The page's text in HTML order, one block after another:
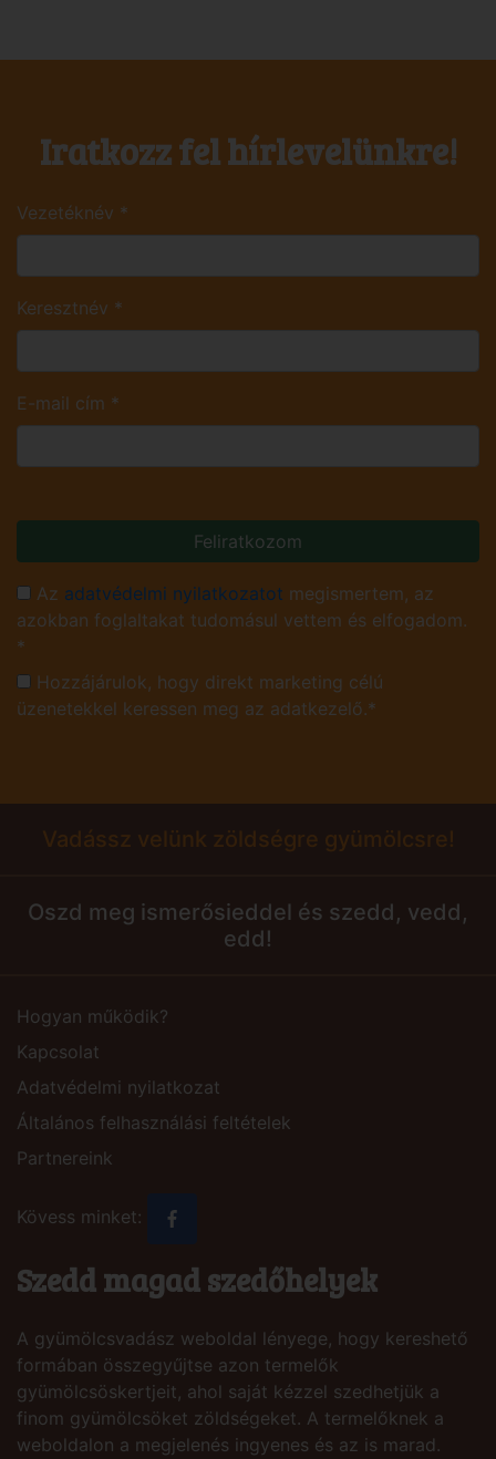
Iratkozz fel hírlevelünkre!
Vezetéknév *
Keresztnév *
E-mail cím *
Feliratkozom
Az adatvédelmi nyilatkozatot megismertem, az
azokban foglaltakat tudomásul vettem és elfogadom.
*
Hozzájárulok, hogy direkt marketing célú
üzenetekkel keressen meg az adatkezelő.*
Vadássz velünk zöldségre gyümölcsre!
Oszd meg ismerősieddel és szedd, vedd,
edd!
Hogyan működik?
Kapcsolat
Adatvédelmi nyilatkozat
Általános felhasználási feltételek
Partnereink
Kövess minket:
Szedd magad szedőhelyek
A gyümölcsvadász weboldal lényege, hogy kereshető
formában összegyűjtse azon termelők
gyümölcsöskertjeit, ahol saját kézzel szedhetjük a
finom gyümölcsöket zöldségeket. A termelőknek a
weboldalon a megjelenés ingyenes és az is marad.